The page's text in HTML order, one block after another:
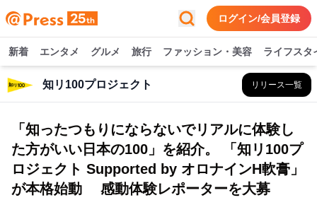
ログイン/会員登録
新着 エンタメ グルメ 旅行 ファッション・美容 ライフスタ
知リ100プロジェクト リリース一覧
「知ったつもりにならないでリアルに体験し
た方がいい日本の100」を紹介。 「知リ100プ
ロジェクト Supported by オロナインH軟膏」
が本格始動 感動体験レポーターを大募